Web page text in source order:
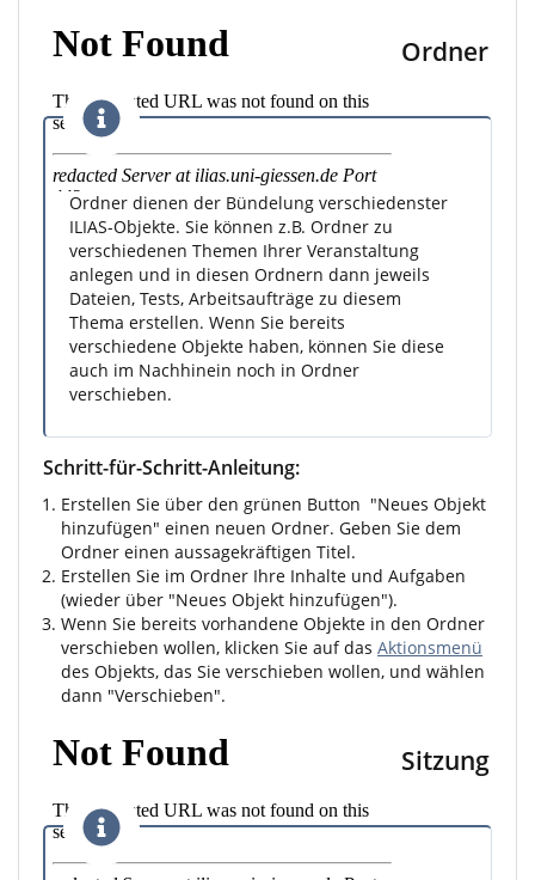
Ordner
Ordner dienen der Bündelung verschiedenster
ILIAS-Objekte. Sie können z.B. Ordner zu
verschiedenen Themen Ihrer Veranstaltung
anlegen und in diesen Ordnern dann jeweils
Dateien, Tests, Arbeitsaufträge zu diesem
Thema erstellen. Wenn Sie bereits
verschiedene Objekte haben, können Sie diese
auch im Nachhinein noch in Ordner
verschieben.
Schritt-für-Schritt-Anleitung:
Erstellen Sie über den grünen Button "Neues Objekt
hinzufügen" einen neuen Ordner. Geben Sie dem
Ordner einen aussagekräftigen Titel.
Erstellen Sie im Ordner Ihre Inhalte und Aufgaben
(wieder über "Neues Objekt hinzufügen").
Wenn Sie bereits vorhandene Objekte in den Ordner
verschieben wollen, klicken Sie auf das Aktionsmenü
des Objekts, das Sie verschieben wollen, und wählen
dann "Verschieben".
Sitzung